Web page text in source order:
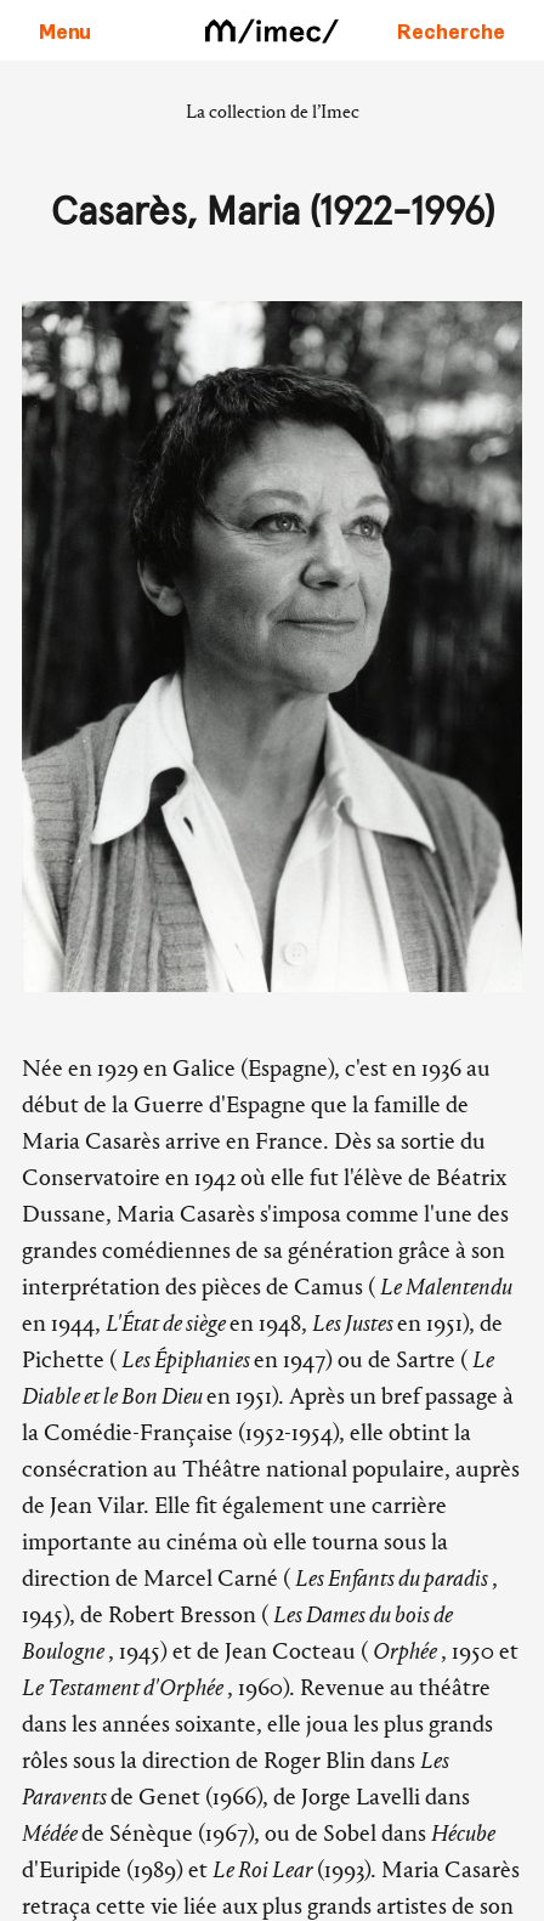
Menu Recherche
La collection de l’Imec
Casarès, Maria (1922-1996)
Née en 1929 en Galice (Espagne), c'est en 1936 au
début de la Guerre d'Espagne que la famille de
Maria Casarès arrive en France. Dès sa sortie du
Conservatoire en 1942 où elle fut l'élève de Béatrix
Dussane, Maria Casarès s'imposa comme l'une des
grandes comédiennes de sa génération grâce à son
interprétation des pièces de Camus ( Le Malentendu
en 1944, L'État de siègeen 1948, Les Justesen 1951), de
Pichette ( Les Épiphaniesen 1947) ou de Sartre ( Le
Diable et le Bon Dieuen 1951). Après un bref passage à
la Comédie-Française (1952-1954), elle obtint la
consécration au Théâtre national populaire, auprès
de Jean Vilar. Elle fit également une carrière
importante au cinéma où elle tourna sous la
direction de Marcel Carné ( Les Enfants du paradis,
1945), de Robert Bresson ( Les Dames du bois de
Boulogne, 1945) et de Jean Cocteau ( Orphée, 1950 et
Le Testament d'Orphée, 1960). Revenue au théâtre
dans les années soixante, elle joua les plus grands
rôles sous la direction de Roger Blin dans Les
Paraventsde Genet (1966), de Jorge Lavelli dans
Médéede Sénèque (1967), ou de Sobel dans Hécube
d'Euripide (1989) et Le Roi Lear(1993). Maria Casarès
retraça cette vie liée aux plus grands artistes de son